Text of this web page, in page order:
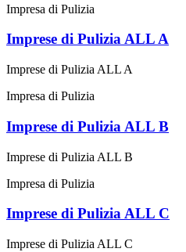
Impresa di Pulizia
Imprese di Pulizia ALL A
Imprese di Pulizia ALL A
Impresa di Pulizia
Imprese di Pulizia ALL B
Imprese di Pulizia ALL B
Impresa di Pulizia
Imprese di Pulizia ALL C
Imprese di Pulizia ALL C